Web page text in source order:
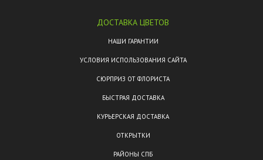
ДОСТАВКА ЦВЕТОВ
НАШИ ГАРАНТИИ
УСЛОВИЯ ИСПОЛЬЗОВАНИЯ САЙТА
СЮРПРИЗ ОТ ФЛОРИСТА
БЫСТРАЯ ДОСТАВКА
КУРЬЕРСКАЯ ДОСТАВКА
ОТКРЫТКИ
РАЙОНЫ СПБ